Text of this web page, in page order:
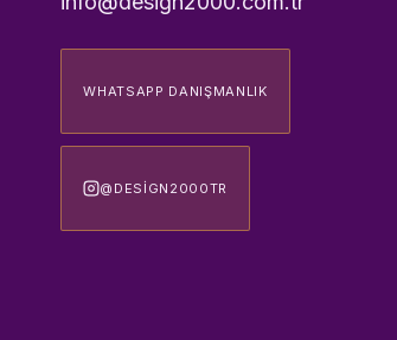
WHATSAPP DANIŞMANLIK
@DESIGN2000TR